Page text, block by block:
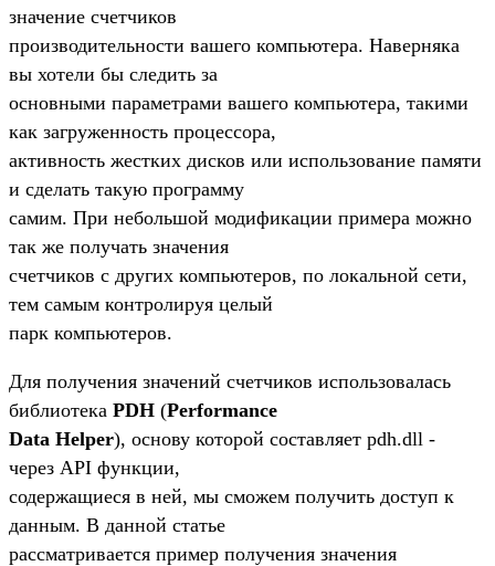
значение счетчиков
производительности вашего компьютера. Наверняка
вы хотели бы следить за
основными параметрами вашего компьютера, такими
как загруженность процессора,
активность жестких дисков или использование памяти
и сделать такую программу
самим. При небольшой модификации примера можно
так же получать значения
счетчиков с других компьютеров, по локальной сети,
тем самым контролируя целый
парк компьютеров.
Для получения значений счетчиков использовалась
библиотека PDH (Performance
Data Helper), основу которой составляет pdh.dll -
через API функции,
содержащиеся в ней, мы сможем получить доступ к
данным. В данной статье
рассматривается пример получения значения